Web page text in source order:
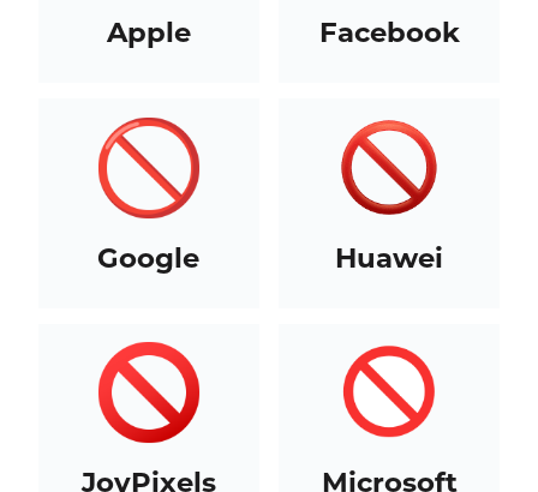
Apple Facebook
Google Huawei
JoyPixels Microsoft